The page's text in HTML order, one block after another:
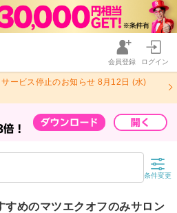
会員登録 ログイン
ービス停止のお知らせ 8月12日 (水)
条件変更
すめのマツエクオフのみサロン